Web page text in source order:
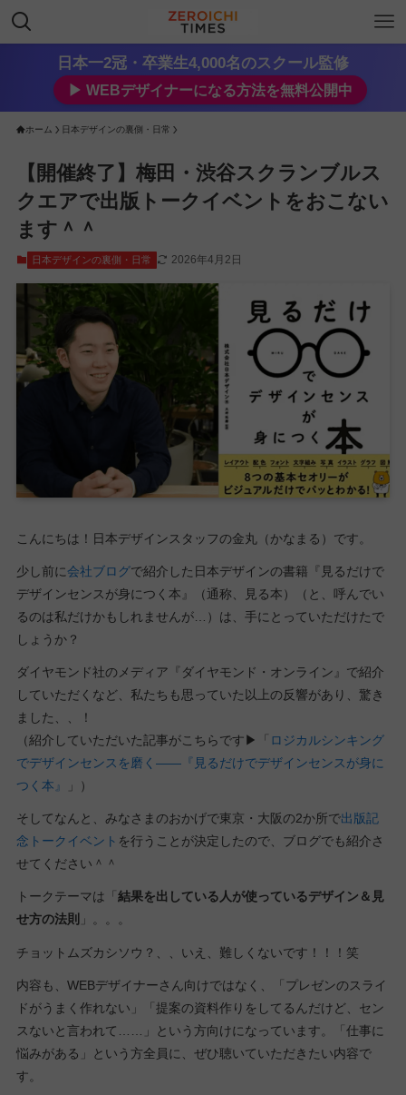
日本一2冠・卒業生4,000名のスクール監修
▶︎ WEBデザイナーになる方法を無料公開中
ホーム 日本デザインの裏側・日常
【開催終了】梅田・渋谷スクランブルス
クエアで出版トークイベントをおこない
ます＾＾
日本デザインの裏側・日常 2026年4月2日
こんにちは！日本デザインスタッフの金丸（かなまる）です。
少し前に会社ブログで紹介した日本デザインの書籍『見るだけで
デザインセンスが身につく本』（通称、見る本）（と、呼んでい
るのは私だけかもしれませんが…）は、手にとっていただけたで
しょうか？
ダイヤモンド社のメディア『ダイヤモンド・オンライン』で紹介
していただくなど、私たちも思っていた以上の反響があり、驚き
ました、、！
（紹介していただいた記事がこちらです▶︎「 ロジカルシンキング
でデザインセンスを磨く――『見るだけでデザインセンスが身に
つく本』
」）
そしてなんと、みなさまのおかげで東京・大阪の2か所で出版記
念トークイベント を行うことが決定したので、ブログでも紹介さ
せてください＾＾
トークテーマは「 結果を出している人が使っているデザイン＆見
せ方の法則 」。。。
チョットムズカシソウ？、、いえ、難しくないです！！！笑
内容も、WEBデザイナーさん向けではなく、「プレゼンのスライ
ドがうまく作れない」「提案の資料作りをしてるんだけど、セン
スないと言われて……」という方向けになっています。「仕事に
悩みがある」という方全員に、ぜひ聴いていただきたい内容で
す。